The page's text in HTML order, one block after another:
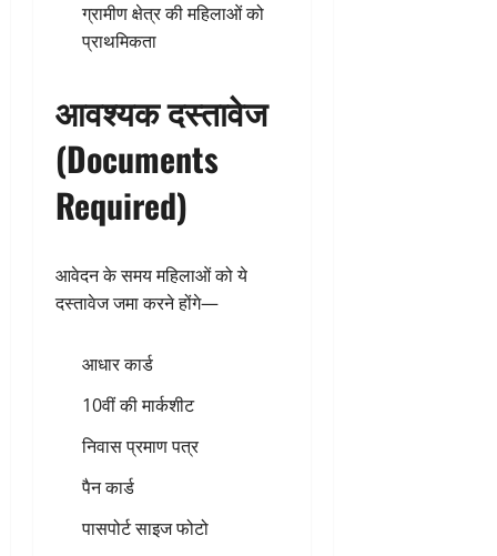
ग्रामीण क्षेत्र की महिलाओं को
प्राथमिकता
आवश्यक दस्तावेज
(Documents
Required)
आवेदन के समय महिलाओं को ये
दस्तावेज जमा करने होंगे—
आधार कार्ड
10वीं की मार्कशीट
निवास प्रमाण पत्र
पैन कार्ड
पासपोर्ट साइज फोटो